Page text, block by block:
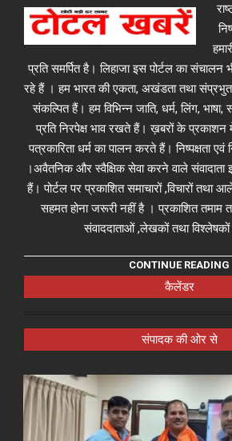
प्रति समर्पित है। लिहाजा इस पोर्टल का संचालन
रहे हैं । हम भारत की एकता, अखंडता तथा
संकल्पित हैं। हम विभिन्न जाति, धर्म, लिंग,
प्रति निरपेक्ष भाव रखते हैं। ख़बरों के प्रकाशन
पत्रकारिता धर्म का पालन करते हैं। निष्पक्षता एवं
।अवैतनिक और स्वैक्षिक सेवा करने वाले
हैं। पोर्टल पर प्रकाशित समाचारों ,विचारों
सहमत होना जरूरी नहीं है । प्रकाशित तमाम
संवाददाताओं ,लेखकों तथा विश्लेषकों
CONTINUE READING
कैलेंडर
संपादक की ओर से